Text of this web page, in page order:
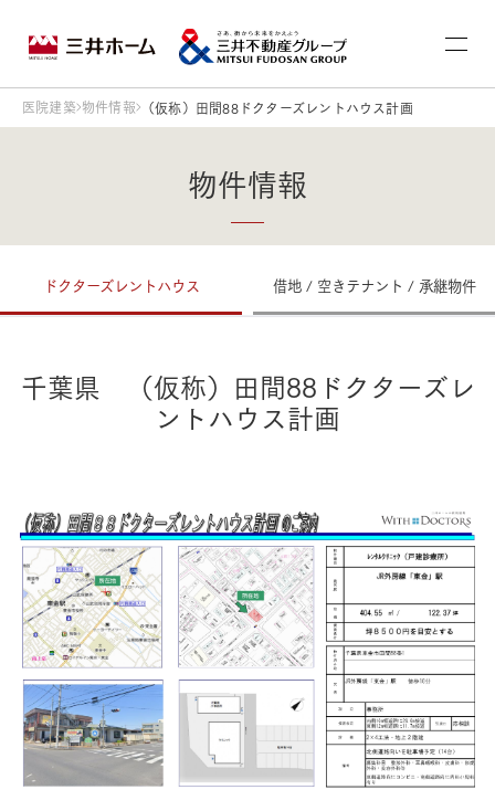
医院建築 物件情報 （仮称）田間88ドクターズレントハウス計画
物件情報
ドクターズレントハウス 借地 / 空きテナント / 承継物件
千葉県 （仮称）田間88ドクターズレ
ントハウス計画